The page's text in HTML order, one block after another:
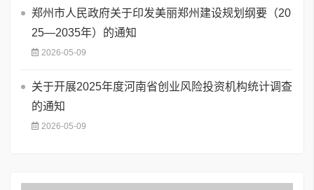
郑州市人民政府关于印发美丽郑州建设规划纲要（20
25—2035年）的通知
2026-05-09
关于开展2025年度河南省创业风险投资机构统计调查
的通知
2026-05-09